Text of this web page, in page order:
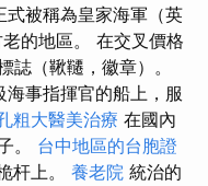
式被稱為皇家海軍（英
的地區。 在交叉價格
誌（鞦韆，徽章）。
海事指揮官的船上，服
粗大醫美治療 在國內
。 台中地區的台胞證
杆上。 養老院 統治的